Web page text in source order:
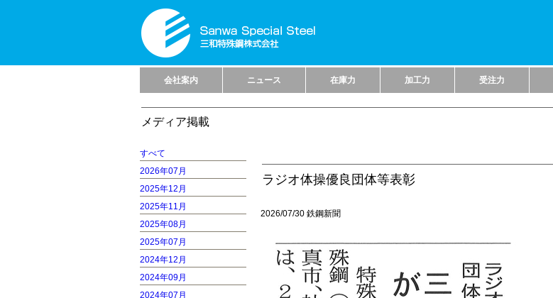
会社案内 ニュース 在庫力 加工力 受注力
メディア掲載
すべて
2026年07月
2025年12月
2025年11月
2025年08月
2025年07月
2024年12月
2024年09月
2024年07月
ラジオ体操優良団体等表彰
2026/07/30 鉄鋼新聞